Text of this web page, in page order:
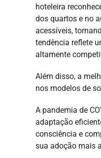
hoteleira
dos quartos e no
acessíveis,
tendência reflete
altamente
Além disso, a
nos modelos de
A pandemia de
adaptação
consciência e
sua adoção mais